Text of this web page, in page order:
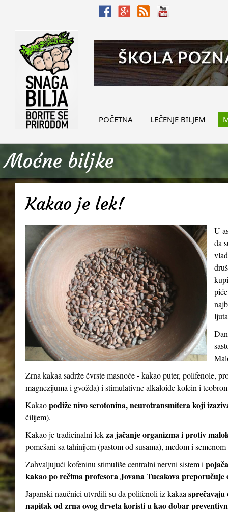
POČETNA LEČENJE BILJEM
Moćne biljke
Kakao je lek!
U
da
Zrna kakaa sadrže čvrste masnoće - kakao puter, polifenole,
magnezijuma i gvožđa) i stimulativne alkaloide kofein i
Kakaopodiže nivo serotonina, neurotransmitera koji
čilijem).
Kakao je tradicinalni lekza jačanje organizma i protiv
pomešani sa tahinijem (pastom od susama), medom i
Zahvaljujući kofeninu stimuliše centralni nervni sistem i
kakao po rečima profesora Jovana Tucakova preporučuje
Japanski naučnici utvrdili su da polifenoli iz kakaa
napitak od zrna ovog drveta koristi u kao dobar